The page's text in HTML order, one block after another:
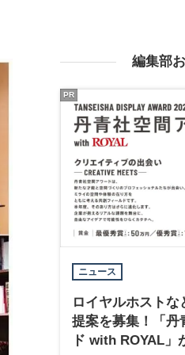
編集部
ニュース
ロイヤルホストな
提案を募集！「丹
ド with ROYAL」
PR